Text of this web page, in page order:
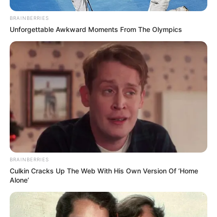
credits: Αντώνιος Λάμπρου
Περισσότερα νέα από την Εύβοια
Εύβοια: Θλίψη για γνωστό επαγγελματία που
έφυγε από την ζωή
ΣΟΚ: Γυναίκα έπεσε από την υψηλή γέφυρα
Χαλκίδας
Εύβοια: Θλίψη για γνωστό επαγγελματία που
έφυγε από την ζωή
BRAINBERRIES
Unforgettable Awkward Moments From The Olympics
BRAINBERRIES
Culkin Cracks Up The Web With His Own Version Of ‘Home
Alone’